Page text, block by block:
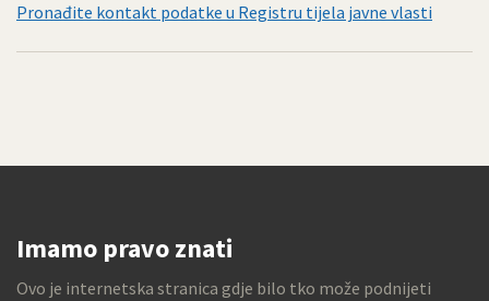
Pronađite kontakt podatke u Registru tijela javne vlasti
Imamo pravo znati
Ovo je internetska stranica gdje bilo tko može podnijeti